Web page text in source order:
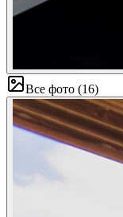
Все фото (16)